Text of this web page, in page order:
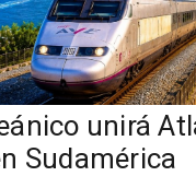
unirá
Sudamérica